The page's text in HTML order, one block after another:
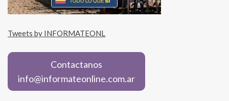
Tweets by INFORMATEONL
Contactanos
info@informateonline.com.ar